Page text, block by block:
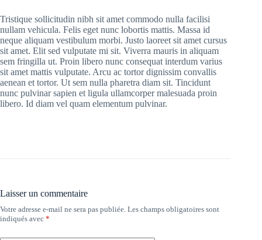
Tristique sollicitudin nibh sit amet commodo nulla facilisi
nullam vehicula. Felis eget nunc lobortis mattis. Massa id
neque aliquam vestibulum morbi. Justo laoreet sit amet cursus
sit amet. Elit sed vulputate mi sit. Viverra mauris in aliquam
sem fringilla ut. Proin libero nunc consequat interdum varius
sit amet mattis vulputate. Arcu ac tortor dignissim convallis
aenean et tortor. Ut sem nulla pharetra diam sit. Tincidunt
nunc pulvinar sapien et ligula ullamcorper malesuada proin
libero. Id diam vel quam elementum pulvinar.
Laisser un commentaire
Votre adresse e-mail ne sera pas publiée. Les champs obligatoires sont
indiqués avec *